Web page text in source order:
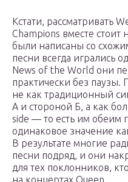
Кстати, рассматривать
Champions вместе стоит
были написаны со
песни всегда игрались
News of the World они
практически без
не как традиционный
А и стороной Б, а как
side — то есть им обеим
одинаковое значение
В результате многие
песни подряд, и они
для тех поклонников,
на концертах Queen.